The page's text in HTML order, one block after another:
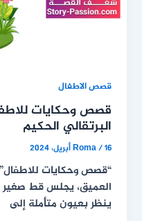
قصص الاطفال
قصص وحكايات
البرتقالي الحكيم
Roma/16 أبريل، 2024
“قصص وحكايات
العميق، يجلس قط صغير
ينظر بعيون متأملة إلى